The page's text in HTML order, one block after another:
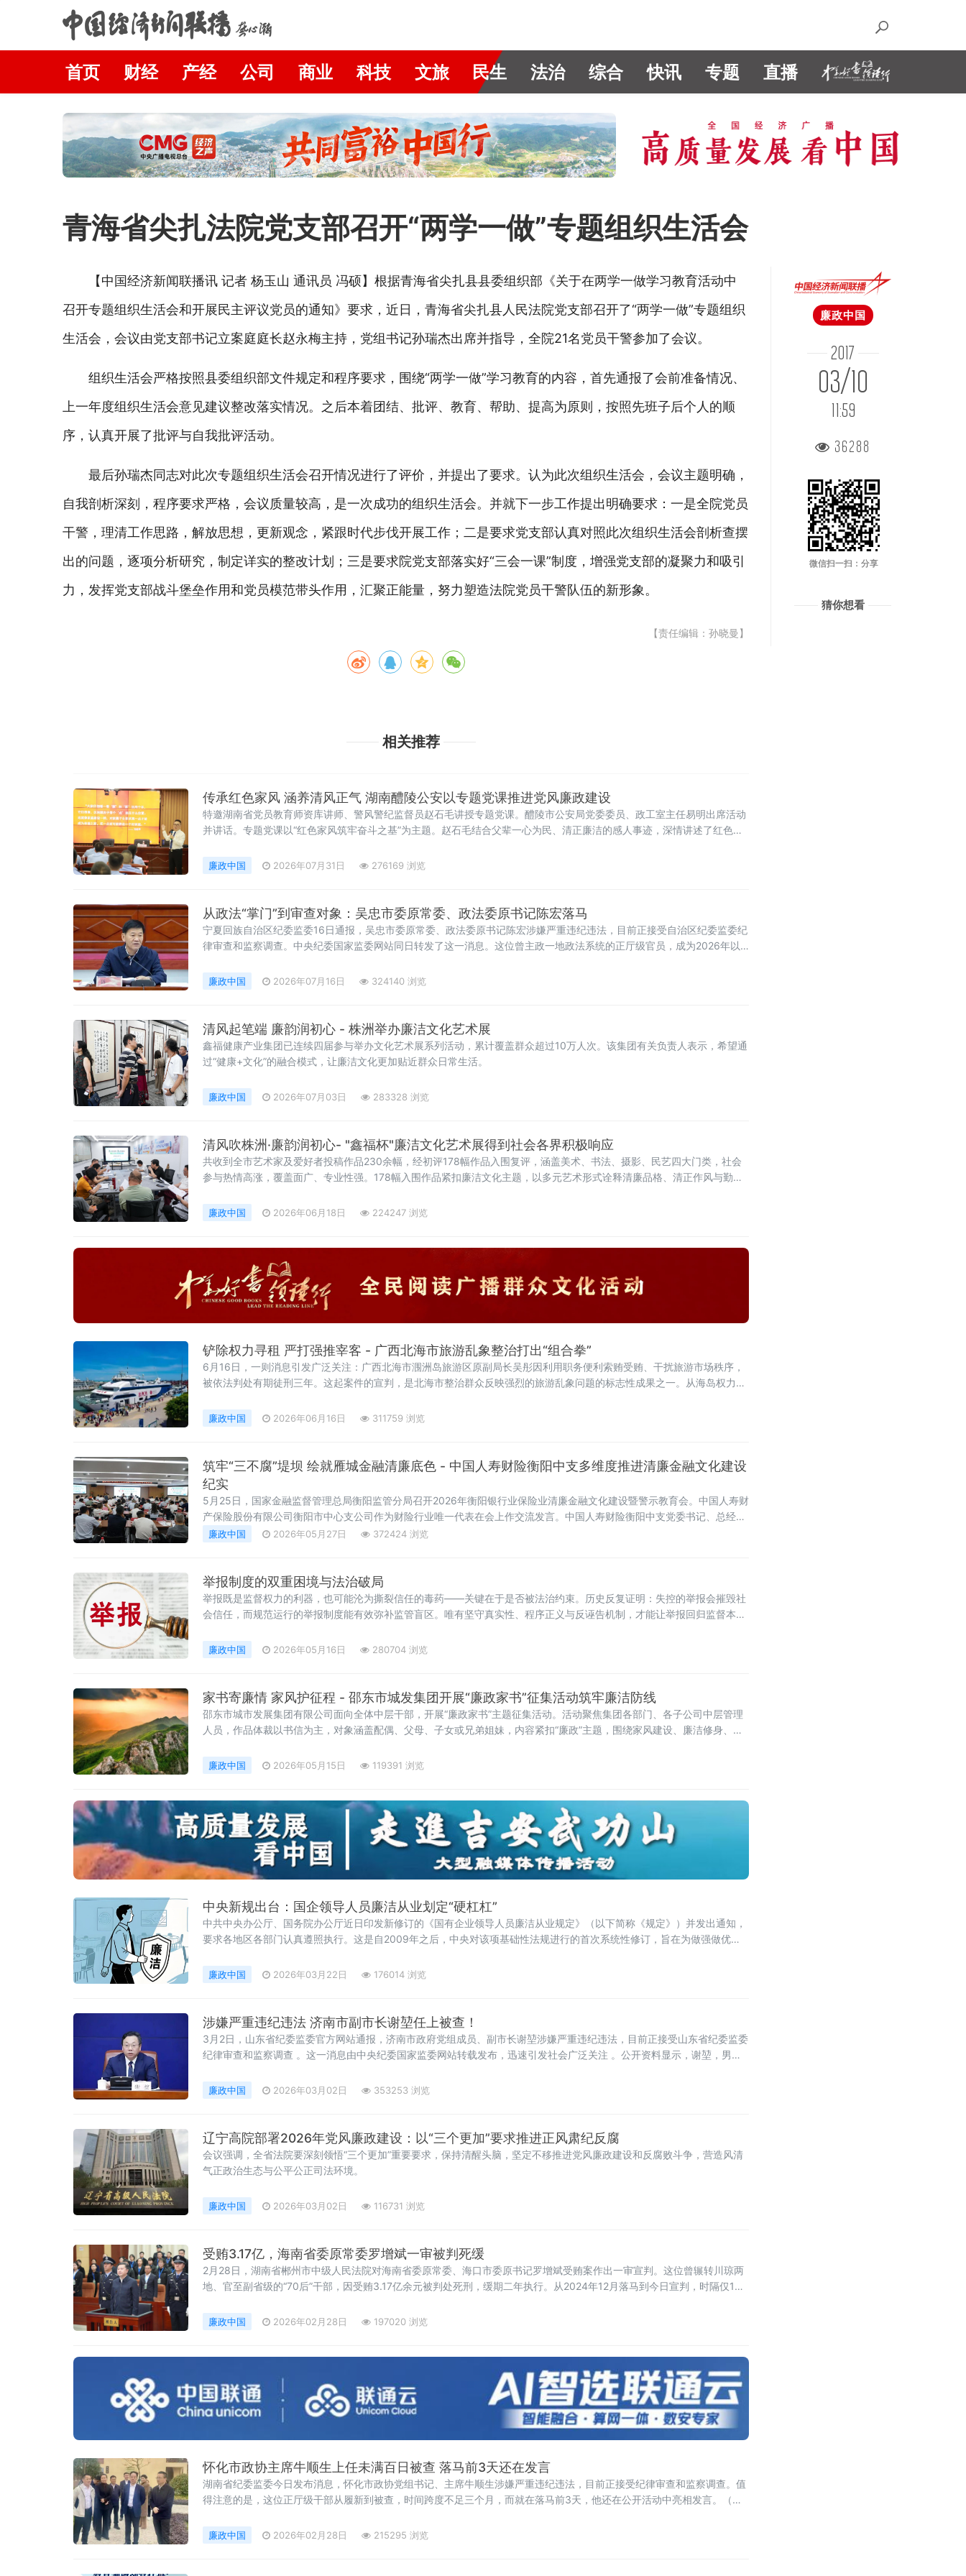
首页 财经 产经 公司 商业 科技 文旅 民生 法治 综合 快讯 专题 直播
青海省尖扎法院党支部召开“两学一做”专题组织生活会
【中国经济新闻联播讯 记者 杨玉山 通讯员 冯硕】根据青海省尖扎县县委组织部《关于在两学一做学习教育活动中
召开专题组织生活会和开展民主评议党员的通知》要求，近日，青海省尖扎县人民法院党支部召开了“两学一做”专题组织
生活会，会议由党支部书记立案庭庭长赵永梅主持，党组书记孙瑞杰出席并指导，全院21名党员干警参加了会议。
组织生活会严格按照县委组织部文件规定和程序要求，围绕“两学一做”学习教育的内容，首先通报了会前准备情况、
上一年度组织生活会意见建议整改落实情况。之后本着团结、批评、教育、帮助、提高为原则，按照先班子后个人的顺
序，认真开展了批评与自我批评活动。
最后孙瑞杰同志对此次专题组织生活会召开情况进行了评价，并提出了要求。认为此次组织生活会，会议主题明确，
自我剖析深刻，程序要求严格，会议质量较高，是一次成功的组织生活会。并就下一步工作提出明确要求：一是全院党员
干警，理清工作思路，解放思想，更新观念，紧跟时代步伐开展工作；二是要求党支部认真对照此次组织生活会剖析查摆
出的问题，逐项分析研究，制定详实的整改计划；三是要求院党支部落实好“三会一课”制度，增强党支部的凝聚力和吸引
力，发挥党支部战斗堡垒作用和党员模范带头作用，汇聚正能量，努力塑造法院党员干警队伍的新形象。
【责任编辑：孙晓曼】
相关推荐
传承红色家风 涵养清风正气 湖南醴陵公安以专题党课推进党风廉政建设
特邀湖南省党员教育师资库讲师、警风警纪监督员赵石毛讲授专题党课。醴陵市公安局党委委员、政工室主任易明出席活动
并讲话。专题党课以“红色家风筑牢奋斗之基”为主题。赵石毛结合父辈一心为民、清正廉洁的感人事迹，深情讲述了红色血
廉政中国 2026年07月31日 276169 浏览
从政法“掌门”到审查对象：吴忠市委原常委、政法委原书记陈宏落马
宁夏回族自治区纪委监委16日通报，吴忠市委原常委、政法委原书记陈宏涉嫌严重违纪违法，目前正接受自治区纪委监委纪
律审查和监察调查。中央纪委国家监委网站同日转发了这一消息。这位曾主政一地政法系统的正厅级官员，成为2026年以
乐人，研究生学历，1994年12月加入中国共产党。他的职业生涯起步
廉政中国 2026年07月16日 324140 浏览
清风起笔端 廉韵润初心 - 株洲举办廉洁文化艺术展
鑫福健康产业集团已连续四届参与举办文化艺术展系列活动，累计覆盖群众超过10万人次。该集团有关负责人表示，希望通
过“健康+文化”的融合模式，让廉洁文化更加贴近群众日常生活。
廉政中国 2026年07月03日 283328 浏览
清风吹株洲·廉韵润初心- "鑫福杯"廉洁文化艺术展得到社会各界积极响应
共收到全市艺术家及爱好者投稿作品230余幅，经初评178幅作品入围复评，涵盖美术、书法、摄影、民艺四大门类，社会
参与热情高涨，覆盖面广、专业性强。178幅入围作品紧扣廉洁文化主题，以多元艺术形式诠释清廉品格、清正作风与勤廉
廉政中国 2026年06月18日 224247 浏览
铲除权力寻租 严打强推宰客 - 广西北海市旅游乱象整治打出“组合拳”
6月16日，一则消息引发广泛关注：广西北海市涠洲岛旅游区原副局长吴彤因利用职务便利索贿受贿、干扰旅游市场秩序，
被依法判处有期徒刑三年。这起案件的宣判，是北海市整治群众反映强烈的旅游乱象问题的标志性成果之一。从海岛权力寻
破到系统施治，铲除任性用权“毒瘤”吴彤案并
廉政中国 2026年06月16日 311759 浏览
筑牢“三不腐”堤坝 绘就雁城金融清廉底色 - 中国人寿财险衡阳中支多维度推进清廉金融文化建设
纪实
5月25日，国家金融监督管理总局衡阳监管分局召开2026年衡阳银行业保险业清廉金融文化建设暨警示教育会。中国人寿财
产保险股份有限公司衡阳市中心支公司作为财险行业唯一代表在会上作交流发言。中国人寿财险衡阳中支党委书记、总经理
唐琳从强化组织保障、筑牢思想防线、完善制度流程、厚植文化氛围四个方面，系统汇报了公司清廉金融文化建设的推进成
廉政中国 2026年05月27日 372424 浏览
举报制度的双重困境与法治破局
举报既是监督权力的利器，也可能沦为撕裂信任的毒药——关键在于是否被法治约束。历史反复证明：失控的举报会摧毁社
会信任，而规范运行的举报制度能有效弥补监管盲区。唯有坚守真实性、程序正义与反诬告机制，才能让举报回归监督本
角清晰标注着相关单位名称——这一景象清晰地传递出一个信号：举报，已成
廉政中国 2026年05月16日 280704 浏览
家书寄廉情 家风护征程 - 邵东市城发集团开展“廉政家书”征集活动筑牢廉洁防线
邵东市城市发展集团有限公司面向全体中层干部，开展“廉政家书”主题征集活动。活动聚焦集团各部门、各子公司中层管理
人员，作品体裁以书信为主，对象涵盖配偶、父母、子女或兄弟姐妹，内容紧扣“廉政”主题，围绕家风建设、廉洁修身、廉
廉政中国 2026年05月15日 119391 浏览
中央新规出台：国企领导人员廉洁从业划定“硬杠杠”
中共中央办公厅、国务院办公厅近日印发新修订的《国有企业领导人员廉洁从业规定》（以下简称《规定》）并发出通知，
要求各地区各部门认真遵照执行。这是自2009年之后，中央对该项基础性法规进行的首次系统性修订，旨在为做强做优做
来国企领域出现的“靠企吃企”、新型腐败和隐性腐
廉政中国 2026年03月22日 176014 浏览
涉嫌严重违纪违法 济南市副市长谢堃任上被查！
3月2日，山东省纪委监委官方网站通报，济南市政府党组成员、副市长谢堃涉嫌严重违纪违法，目前正接受山东省纪委监委
纪律审查和监察调查 。这一消息由中央纪委国家监委网站转载发布，迅速引发社会广泛关注 。公开资料显示，谢堃，男，
廉政中国 2026年03月02日 353253 浏览
辽宁高院部署2026年党风廉政建设：以“三个更加”要求推进正风肃纪反腐
会议强调，全省法院要深刻领悟“三个更加”重要要求，保持清醒头脑，坚定不移推进党风廉政建设和反腐败斗争，营造风清
气正政治生态与公平公正司法环境。
廉政中国 2026年03月02日 116731 浏览
受贿3.17亿，海南省委原常委罗增斌一审被判死缓
2月28日，湖南省郴州市中级人民法院对海南省委原常委、海口市委原书记罗增斌受贿案作出一审宣判。这位曾辗转川琼两
地、官至副省级的“70后”干部，因受贿3.17亿余元被判处死刑，缓期二年执行。从2024年12月落马到今日宣判，时隔仅14
段。法院认定，其利用担任四川
廉政中国 2026年02月28日 197020 浏览
怀化市政协主席牛顺生上任未满百日被查 落马前3天还在发言
湖南省纪委监委今日发布消息，怀化市政协党组书记、主席牛顺生涉嫌严重违纪违法，目前正接受纪律审查和监察调查。值
得注意的是，这位正厅级干部从履新到被查，时间跨度不足三个月，而就在落马前3天，他还在公开活动中亮相发言。（图
出生，湖南祁东人，大学学历，工程硕士，
廉政中国 2026年02月28日 215295 浏览
廉政中国
2017
03/10
11:59
36288
微信扫一扫：分享
猜你想看